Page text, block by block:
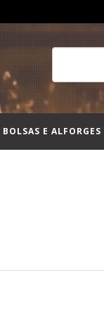
BOLSAS E ALFORGES